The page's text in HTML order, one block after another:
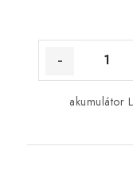
akumulátor